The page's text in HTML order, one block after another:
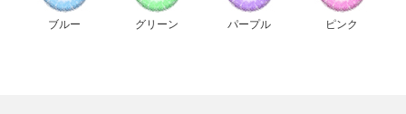
エルージュ全色比較
ブルー ピンク
パープル
グリーン